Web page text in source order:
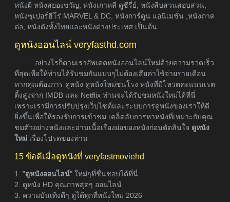
หนังผี หนังสยองขวัญ, หนังเกาหลี ดูซีรี่ย์, หนังสืบสวนสอบสวน,
หนังซุเปอร์ฮีโร่ MARVEL & DC, หนังการ์ตูน แอนิเมชั่น ,หนังภาค
ต่อ, หนังดังทั้งไทยและหนังต่างประเทศ เป็นต้น
ดูหนังออนไลน์ veryfasthd.com
อย่างไรก็ตามเราอัพเดตหนังออนไลน์ใหม่ด้วยความรวดเร็ว
ที่สุดเพื่อให้ท่านได้รับชมกันแบบๆไม่ต้องเสียค่าใช้จ่ายรายเดือน
หากคุณต้องการ ดูหนัง ดูหนังใหม่ชนโรง หนังที่มีโหวตคะแนนเรต
ติ้งสูงจาก IMDB และ Netflix ท่านจะได้รับชมหนังใหม่ได้ที่นี่
เพราะเรามีการปรับปรุงเว็บไซต์และระบบการดูหนังของเราให้ดี
ยิ่งขึ้นเพื่อให้รองรับการเข้าชม เคล็ดลับการหาหนังที่เหมาะกับคุณ
ชมตัวอย่างหนังและอ่านเนื้อเรื่องย่อของหนังก่อนตัดสินใจ ดูหนัง
ใหม่ เรื่องโปรดของท่าน
15 ข้อดีเมื่อดูหนังที่ veryfastmoviehd
1. "ดูหนังออนไลน์" ใหม่ๆที่ชื่นชอบได้ที่นี่
2. ดูหนัง HD คุณภาพสุดๆ ออนไลน์
3. ความบันเทิงดีๆ ดูได้ทุกที่หนังใหม่ 2026